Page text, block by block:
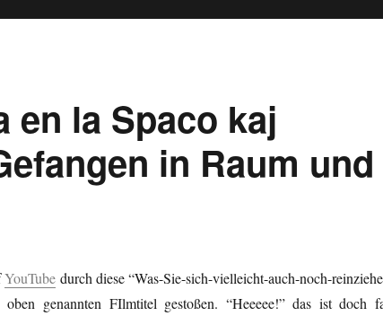
en la Spaco kaj
in Raum und
YouTube durch diese “Was-Sie-sich-vielleicht-auch-noch-
genannten FIlmtitel gestoßen. “Heeeee!” das ist doch